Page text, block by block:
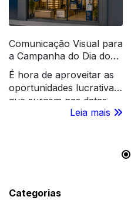
Comunicação Visual para
a Campanha do Dia dos
Pais
É hora de aproveitar as
oportunidades lucrativas
que surgem nas datas
sazonais, como o Dia
Leia mais
Categorias